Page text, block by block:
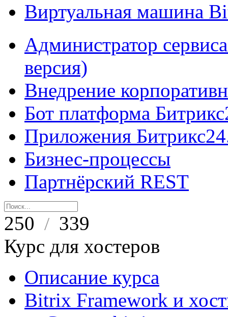
Виртуальная машина
Администратор
версия)
Внедрение
Бот платформа
Приложения
Бизнес-процессы
Партнёрский REST
250 / 339
Курс для хостеров
Описание курса
Bitrix Framework и